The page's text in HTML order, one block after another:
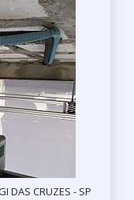
DAS CRUZES - SP